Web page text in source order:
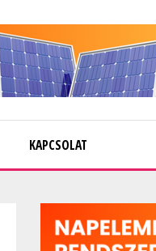
KAPCSOLAT